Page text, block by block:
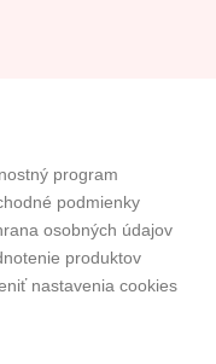
program
podmienky
osobných údajov
produktov
nastavenia cookies